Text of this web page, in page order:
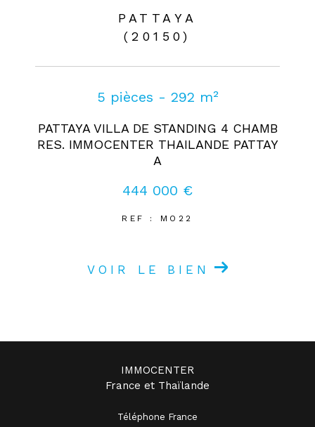
PATTAYA
(20150)
5 pièces - 292 m²
PATTAYA VILLA DE STANDING 4 CHAMB
RES. IMMOCENTER THAILANDE PATTAY
A
444 000 €
REF : MO22
VOIR LE BIEN
IMMOCENTER
France et Thaïlande
Téléphone France